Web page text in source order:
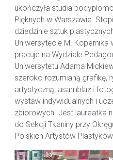
ukończyła studia
Pięknych w Warszawie.
dziedzinie sztuk
Uniwersytecie M. Kopernika
pracuje na Wydziale
Uniwersytetu Adama
szeroko rozumianą grafikę,
artystyczną, asamblaż i
wystaw indywidualnych i
zbiorowych. Jest laureatka
do Sekcji Tkaniny przy
Polskich Artystów